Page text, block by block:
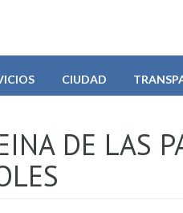
CIUDAD
DE LAS